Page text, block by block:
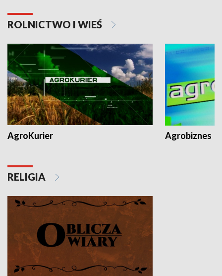
ROLNICTWO I WIEŚ
AgroKurier Agrobiznes
RELIGIA